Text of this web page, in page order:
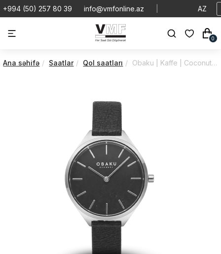
+994 (50) 257 80 39 info@vmfonline.az AZ
0
Ana səhifə Saatlar Qol saatları Obaku | Kaffe | Coconut | V257LHCNRB